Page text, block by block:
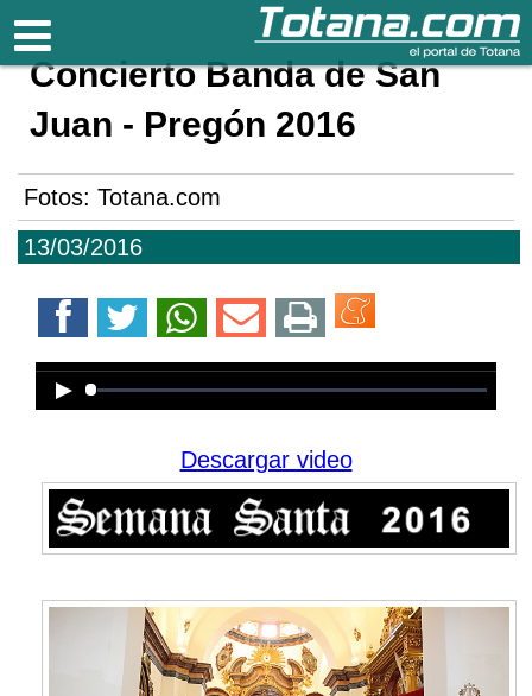
Totana.com
13/03/2016
Concierto Banda de San
Juan - Pregón 2016
Fotos: Totana.com
Error loading media: File could not
be played
Descargar video